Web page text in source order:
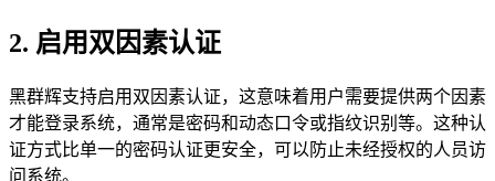
2. 启用双因素认证
黑群辉支持启用双因素认证，这意味着用户需要提供两个因素
才能登录系统，通常是密码和动态口令或指纹识别等。这种认
证方式比单一的密码认证更安全，可以防止未经授权的人员访
问系统。